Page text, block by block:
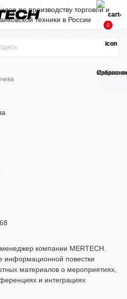
по производству торговой и
техники в России
0
компании MERTECH.
информационной повестки
материалов о мероприятиях,
и интеграциях